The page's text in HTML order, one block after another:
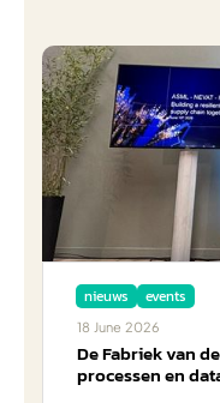
nieuws events
18 June 2026
De Fabriek van
processen en